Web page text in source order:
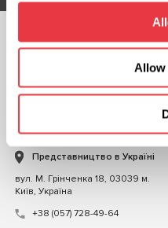
Allow
СЛІДКУЙТЕ ЗА
ЧАТ ІЗ НАМИ
КОНТАКТИ
Представництво в Україні
вул. М. Грінченка 18, 03039 м.
Київ, Україна
+38 (057) 728-49-64